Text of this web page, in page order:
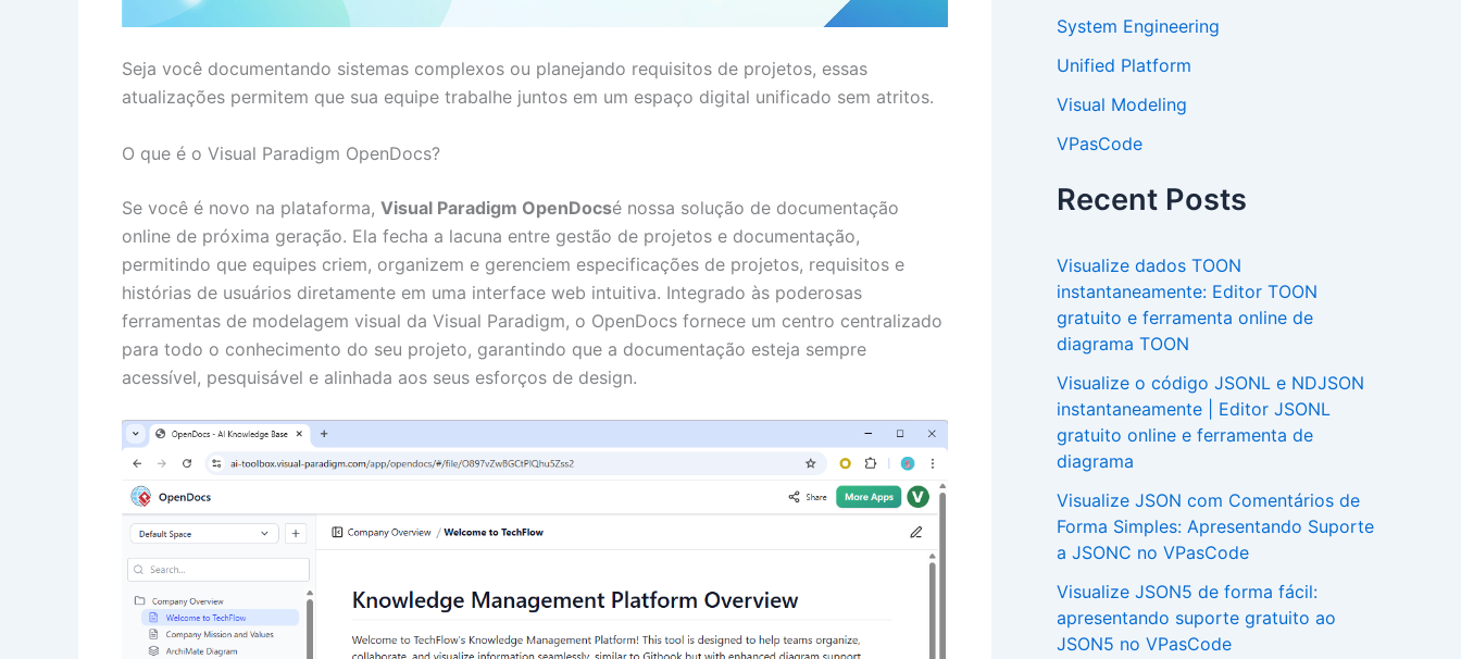
Seja você documentando sistemas complexos ou planejando requisitos de projetos, essas
atualizações permitem que sua equipe trabalhe juntos em um espaço digital unificado sem atritos.
O que é o Visual Paradigm OpenDocs?
Se você é novo na plataforma, Visual Paradigm OpenDocsé nossa solução de documentação
online de próxima geração. Ela fecha a lacuna entre gestão de projetos e documentação,
permitindo que equipes criem, organizem e gerenciem especificações de projetos, requisitos e
histórias de usuários diretamente em uma interface web intuitiva. Integrado às poderosas
ferramentas de modelagem visual da Visual Paradigm, o OpenDocs fornece um centro centralizado
para todo o conhecimento do seu projeto, garantindo que a documentação esteja sempre
acessível, pesquisável e alinhada aos seus esforços de design.
System Engineering
Unified Platform
Visual Modeling
VPasCode
Recent Posts
Visualize dados TOON
instantaneamente: Editor TOON
gratuito e ferramenta online de
diagrama TOON
Visualize o código JSONL e NDJSON
instantaneamente | Editor JSONL
gratuito online e ferramenta de
diagrama
Visualize JSON com Comentários de
Forma Simples: Apresentando Suporte
a JSONC no VPasCode
Visualize JSON5 de forma fácil:
apresentando suporte gratuito ao
JSON5 no VPasCode